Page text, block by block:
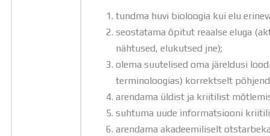
Tööpakkumisedtundma huvi bioloogia kui elu
seostatama õpitut reaalse eluga
nähtused, elukutsed jne);
olema suutelised oma järeldusi
terminoloogias) korrektselt
arendama üldist ja kriitilist
suhtuma uude informatsiooni
arendama akadeemiliselt